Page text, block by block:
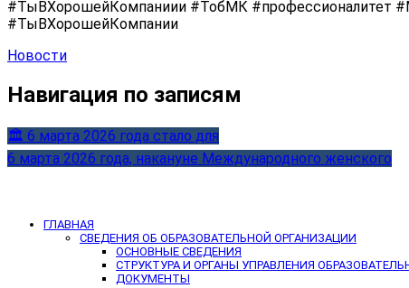
#ТыВХорошейКомпаниии #ТобМК #профессионалитет
#ТыВХорошейКомпании
Новости
Навигация по записям
🏛 6 марта 2026 года стало для
6 марта 2026 года, накануне Международного женского
ГЛАВНАЯ
СВЕДЕНИЯ ОБ ОБРАЗОВАТЕЛЬНОЙ ОРГАНИЗАЦИИ
ОСНОВНЫЕ СВЕДЕНИЯ
СТРУКТУРА И ОРГАНЫ УПРАВЛЕНИЯ
ДОКУМЕНТЫ